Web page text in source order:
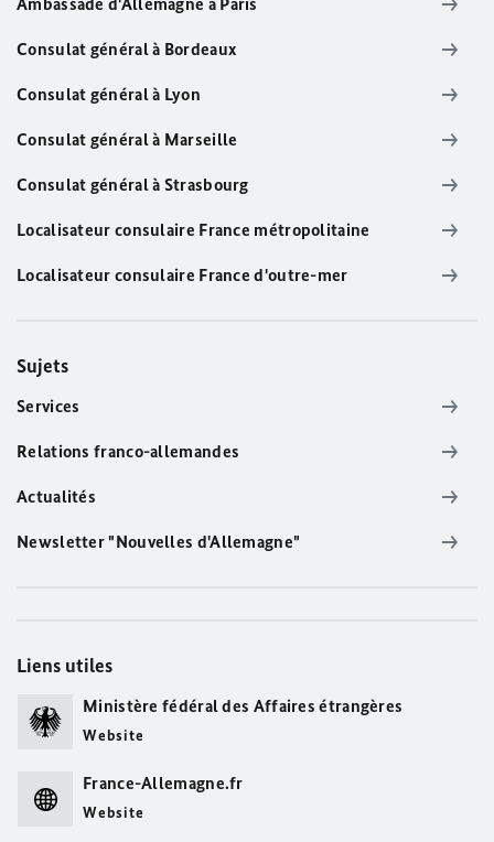
Consulat général à Bordeaux
Consulat général à Lyon
Consulat général à Marseille
Consulat général à Strasbourg
Localisateur consulaire France métropolitaine
Localisateur consulaire France d'outre-mer
Sujets
Services
Relations franco-allemandes
Actualités
Newsletter "Nouvelles d'Allemagne"
Liens utiles
Ministère fédéral des Affaires étrangères
Website
France-Allemagne.fr
Website